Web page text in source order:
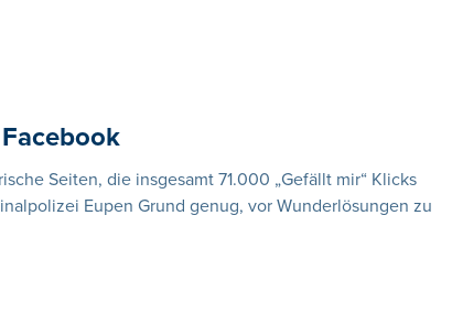
Seiten, die insgesamt 71.000 „Gefällt mir“ Klicks
Eupen Grund genug, vor Wunderlösungen zu